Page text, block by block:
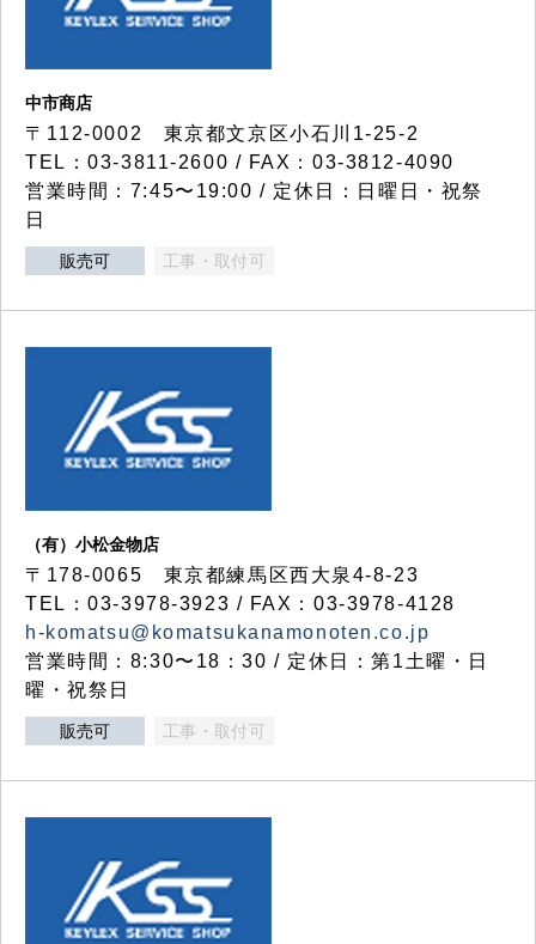
中市商店
〒112-0002 東京都文京区小石川1-25-2
TEL：03-3811-2600 / FAX：03-3812-4090
営業時間：7:45〜19:00 / 定休日：日曜日・祝祭
日
販売可 工事・取付可
（有）小松金物店
〒178-0065 東京都練馬区西大泉4-8-23
TEL：03-3978-3923 / FAX：03-3978-4128
h-komatsu@komatsukanamonoten.co.jp
営業時間：8:30〜18：30 / 定休日：第1土曜・日
曜・祝祭日
販売可 工事・取付可